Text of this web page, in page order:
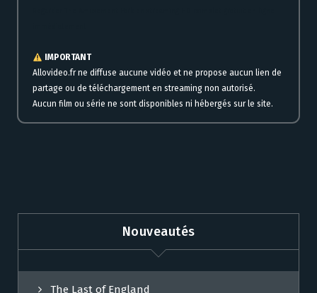
IMPORTANT
Allovideo.fr ne diffuse aucune vidéo et ne propose aucun lien de
partage ou de téléchargement en streaming non autorisé.
Aucun film ou série ne sont disponibles ni hébergés sur le site.
Nouveautés
The Last of England